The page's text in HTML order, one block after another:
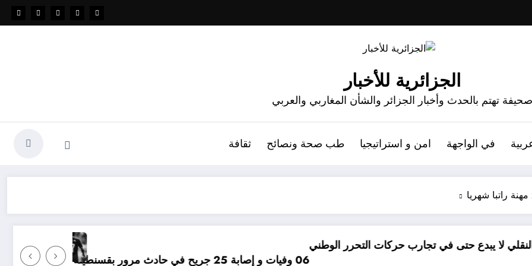
الجزائرية للأخبار
صحيفة تهتم بالحدث وأخبار الجزائر والشأن المغاربي والعربي
في الواجهة امن و استراتيجيا طب صحة ونصائح ثقافة
تجارب حركات التحرر الوطني
مؤامرة فينيسيوس ضد ارسنال